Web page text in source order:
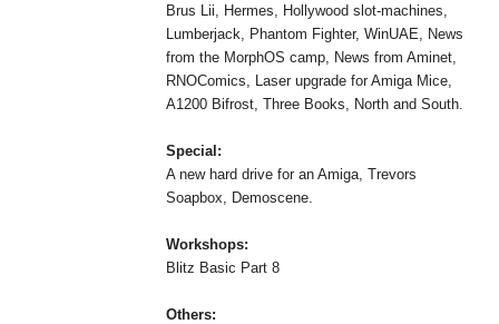
Brus Lii, Hermes, Hollywood slot-machines,
Lumberjack, Phantom Fighter, WinUAE, News
from the MorphOS camp, News from Aminet,
RNOComics, Laser upgrade for Amiga Mice,
A1200 Bifrost, Three Books, North and South.
Special:
A new hard drive for an Amiga, Trevors
Soapbox, Demoscene.
Workshops:
Blitz Basic Part 8
Others: